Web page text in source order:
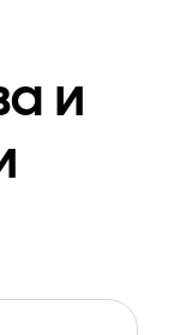
и